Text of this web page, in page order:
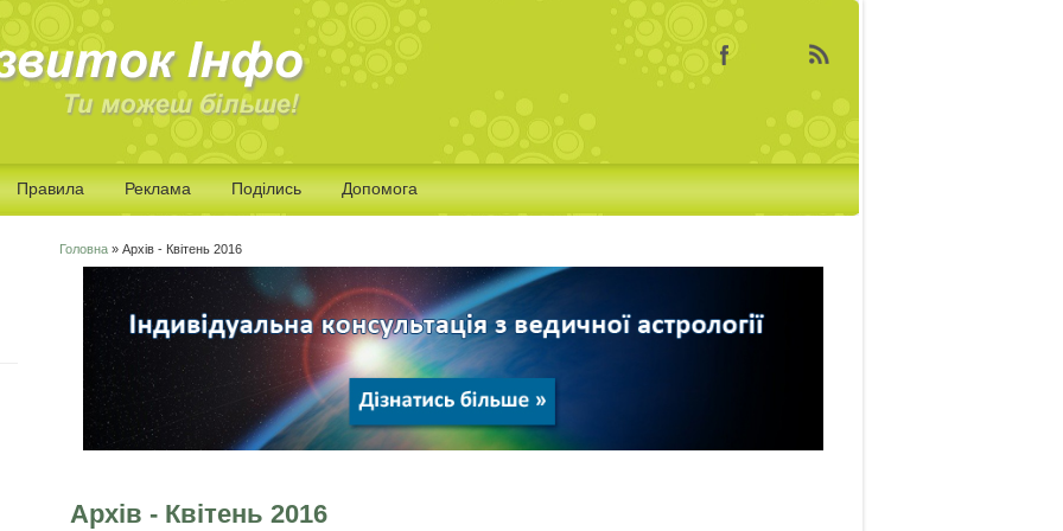
Правила Реклама Поділись Допомога
Ви є тут
Головна» Архів - Квітень 2016
Архів - Квітень 2016